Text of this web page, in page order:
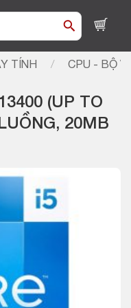
TÍNH / CPU - BỘ
(UP TO
20MB